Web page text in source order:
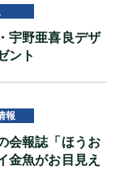
宇野亜喜良デザ
ント
報
会報誌「ほうお
金魚がお目見え